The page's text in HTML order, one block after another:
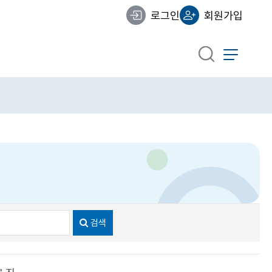
로그인 회원가입
검색